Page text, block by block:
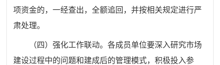
项资金的，一经查出，全额追回，并按相关规定进行严
肃处理。
（四）强化工作联动。各成员单位要深入研究市场
建设过程中的问题和建成后的管理模式，积极投入参